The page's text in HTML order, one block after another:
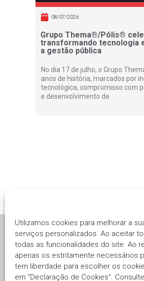
Utilizamos cookies para melhorar a
serviços personalizados. Ao aceitar
todas as funcionalidades do site. Ao
apenas os estritamente necessários
tem liberdade para escolher os
em "Declaração de Cookies".
08/07/2026
Grupo Thema®/Pólis®
transformando tecnologia
a gestão pública
No dia 17 de julho, o Grupo
anos de história, marcados por
tecnológica, compromisso com
e desenvolvimento de
Grupo Thema®/
segue com o compromisso em fornecer
inovadoras e eficientes para o Setor Público.